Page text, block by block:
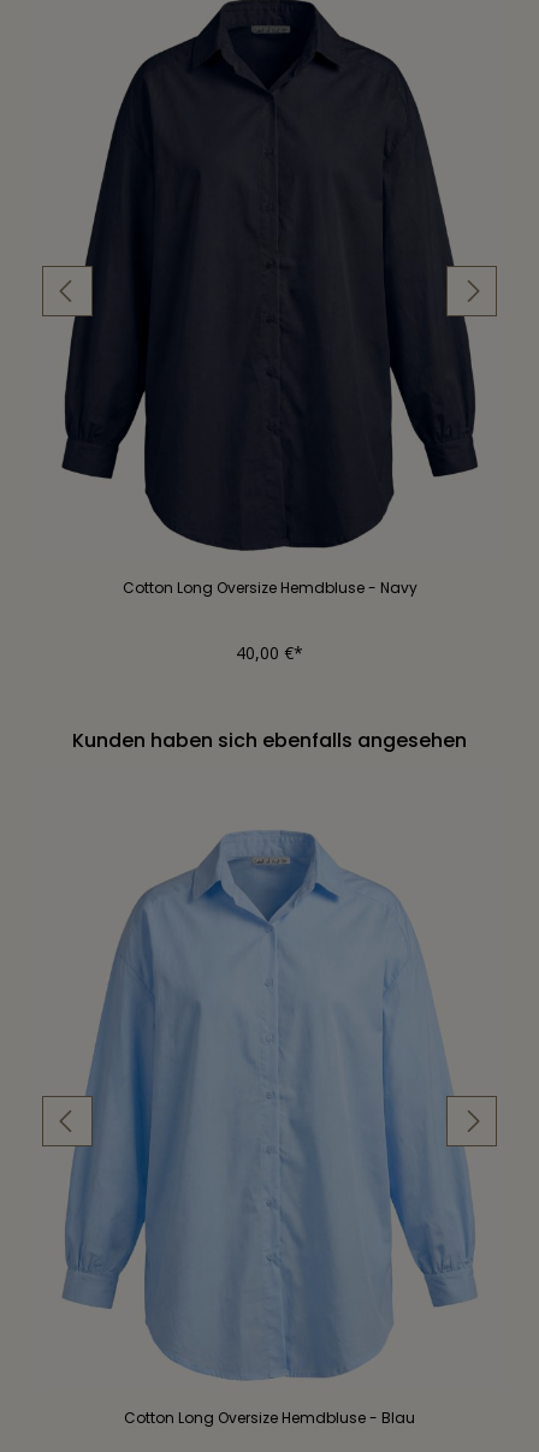
Cotton Long Oversize Hemdbluse - Navy
40,00 €*
Kunden haben sich ebenfalls angesehen
Cotton Long Oversize Hemdbluse - Blau